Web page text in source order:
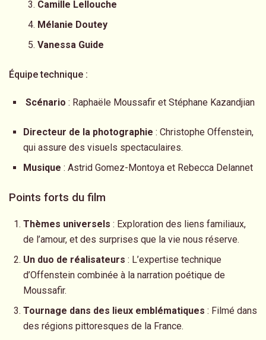
Camille Lellouche
Mélanie Doutey
Vanessa Guide
Équipe technique :
Scénario : Raphaële Moussafir et Stéphane Kazandjian
Directeur de la photographie : Christophe Offenstein,
qui assure des visuels spectaculaires.
Musique : Astrid Gomez-Montoya et Rebecca Delannet
Points forts du film
Thèmes universels : Exploration des liens familiaux,
de l’amour, et des surprises que la vie nous réserve.
Un duo de réalisateurs : L’expertise technique
d’Offenstein combinée à la narration poétique de
Moussafir.
Tournage dans des lieux emblématiques : Filmé dans
des régions pittoresques de la France.